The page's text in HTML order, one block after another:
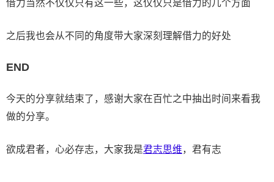
借力当然不仅仅只有这一些，这仅仅只是借力的几个方面
之后我也会从不同的角度带大家深刻理解借力的好处
END
今天的分享就结束了，感谢大家在百忙之中抽出时间来看我
做的分享。
欲成君者，心必存志，大家我是君志思维，君有志